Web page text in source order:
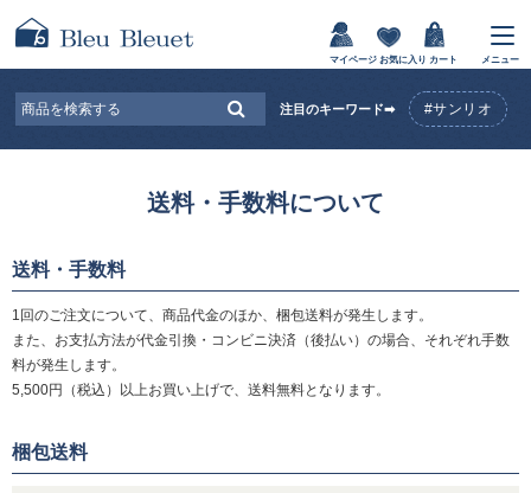
マイページ お気に入り カート メニュー
注目のキーワード➡ #サンリオ
送料・手数料について
送料・手数料
1回のご注文について、商品代金のほか、梱包送料が発生します。
また、お支払方法が代金引換・コンビニ決済（後払い）の場合、それぞれ手数
料が発生します。
5,500円（税込）以上お買い上げで、送料無料となります。
梱包送料